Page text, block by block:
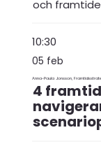
och
10:30
05 feb
Anna-Paula Jonsson,
4